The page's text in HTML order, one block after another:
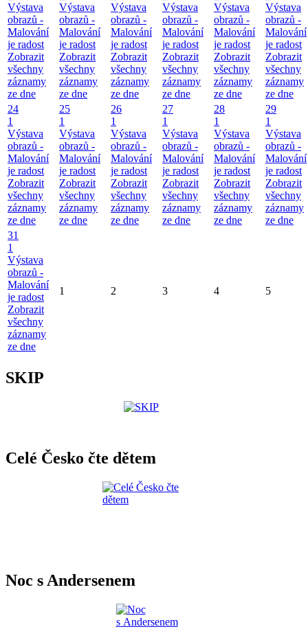
Výstava
obrazů -
Malování
je radost
Zobrazit
všechny
záznamy
ze dne
Výstava
obrazů -
Malování
je radost
Zobrazit
všechny
záznamy
ze dne
Výstava
obrazů -
Malování
je radost
Zobrazit
všechny
záznamy
ze dne
Výstava
obrazů -
Malování
je radost
Zobrazit
všechny
záznamy
ze dne
Výstava
obrazů -
Malování
je radost
Zobrazit
všechny
záznamy
ze dne
Výstava
obrazů -
Malování
je radost
Zobrazit
všechny
záznamy
ze dne
24
1
Výstava
obrazů -
Malování
je radost
Zobrazit
všechny
záznamy
ze dne
25
1
Výstava
obrazů -
Malování
je radost
Zobrazit
všechny
záznamy
ze dne
26
1
Výstava
obrazů -
Malování
je radost
Zobrazit
všechny
záznamy
ze dne
27
1
Výstava
obrazů -
Malování
je radost
Zobrazit
všechny
záznamy
ze dne
28
1
Výstava
obrazů -
Malování
je radost
Zobrazit
všechny
záznamy
ze dne
29
1
Výstava
obrazů -
Malování
je radost
Zobrazit
všechny
záznamy
ze dne
31
1
Výstava
obrazů -
Malování
je radost
Zobrazit
všechny
záznamy
ze dne
1 2 3 4 5
SKIP
Celé Česko čte dětem
Noc s Andersenem